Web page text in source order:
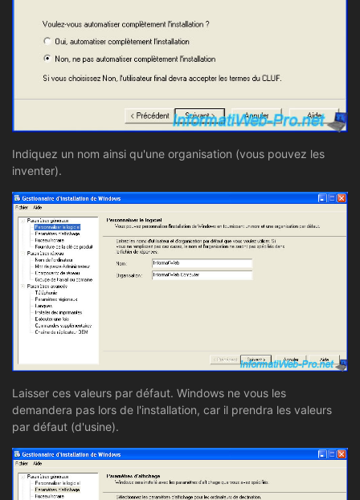
Indiquez un nom ainsi qu'une organisation (vous pouvez les
inventer).
Laisser ces valeurs par défaut. Windows ne vous les
demandera pas lors de l'installation, car il prendra les valeurs
par défaut (d'usine).